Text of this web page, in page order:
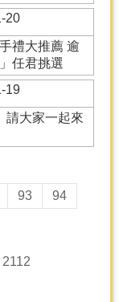
20
禮大推薦 逾
任君挑選
19
大家一起來
93
94
2112